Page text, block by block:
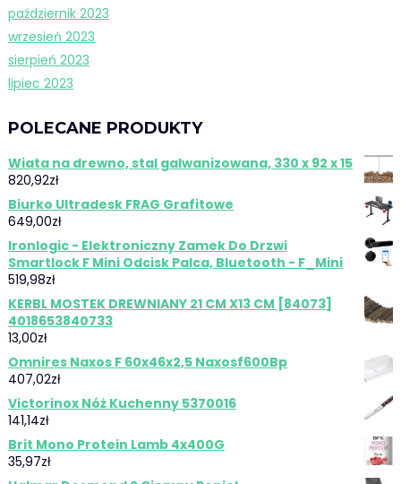
październik 2023
wrzesień 2023
sierpień 2023
lipiec 2023
POLECANE PRODUKTY
Wiata na drewno, stal galwanizowana, 330 x 92 x 15
820,92zł
Biurko Ultradesk FRAG Grafitowe
649,00zł
Ironlogic - Elektroniczny Zamek Do Drzwi
Smartlock F Mini Odcisk Palca, Bluetooth - F_Mini
519,98zł
KERBL MOSTEK DREWNIANY 21 CM X13 CM [84073]
4018653840733
13,00zł
Omnires Naxos F 60x46x2,5 Naxosf600Bp
407,02zł
Victorinox Nóż Kuchenny 5370016
141,14zł
Brit Mono Protein Lamb 4x400G
35,97zł